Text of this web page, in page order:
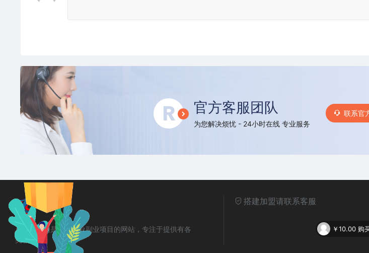
官方客服团队
为您解决烦忧 - 24小时在线 专业服务
联系官
勇锶商机网是汇集创业副业项目的网站，专注于提供有各
类教程！
搭建加盟请联系客服